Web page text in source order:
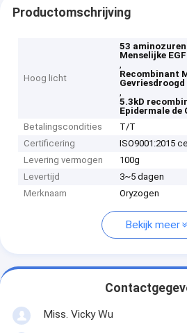
Productomschrijving
Hoog licht
53
Menselijke EGF
,
Recombinant
Gevriesdroogd
,
5.3kD
Epidermale
Betalingscondities
T/T
Certificering
ISO9001:2015
Levering vermogen
100g
Levertijd
3~5 dagen
Merknaam
Oryzogen
Bekijk meer
Miss. Vicky Wu